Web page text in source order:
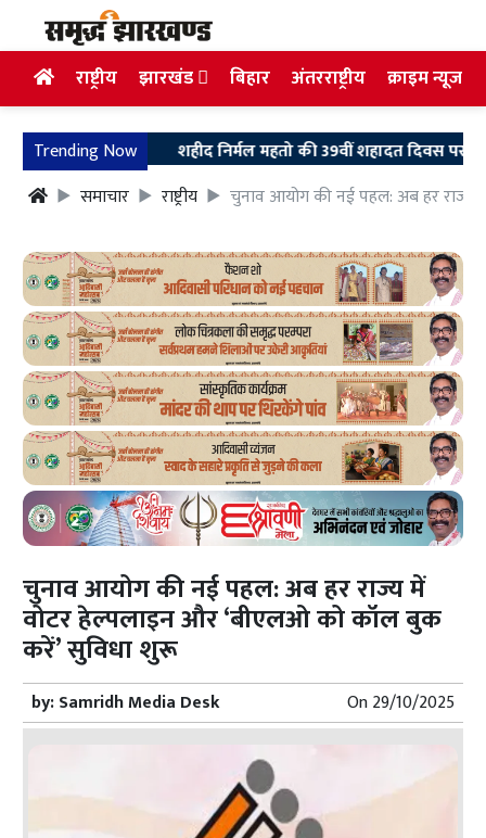
राष्ट्रीय झारखंड बिहार अंतरराष्ट्रीय क्राइम न्यूज
Trending Nowशहीद निर्मल महतो की 39वीं शहादत दिवस पर उलियान
समाचार
राष्ट्रीय चुनाव आयोग की नई पहल: अब हर
चुनाव आयोग की नई पहल: अब हर राज्य में
वोटर हेल्पलाइन और ‘बीएलओ को कॉल बुक
करें’ सुविधा शुरू
by:Samridh Media Desk On29/10/2025